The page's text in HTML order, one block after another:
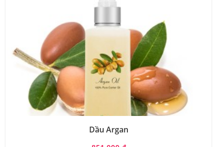
Dầu Argan